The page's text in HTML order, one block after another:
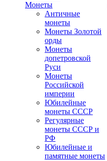
Монеты
Античные
монеты
Монеты Золотой
орды
Монеты
допетровской
Руси
Монеты
Российской
империи
Юбилейные
монеты СССР
Регулярные
монеты СССР и
РФ
Юбилейные и
памятные монеты